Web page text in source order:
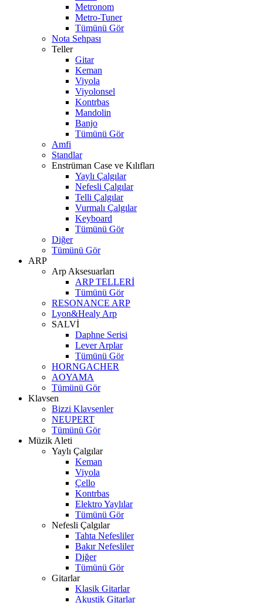
Metronom
Metro-Tuner
Tümünü Gör
Nota Sehpası
Teller
Gitar
Keman
Viyola
Viyolonsel
Kontrbas
Mandolin
Banjo
Tümünü Gör
Amfi
Standlar
Enstrüman Case ve Kılıfları
Yaylı Çalgılar
Nefesli Çalgılar
Telli Çalgılar
Vurmalı Çalgılar
Keyboard
Tümünü Gör
Diğer
Tümünü Gör
ARP
Arp Aksesuarları
ARP TELLERİ
Tümünü Gör
RESONANCE ARP
Lyon&Healy Arp
SALVİ
Daphne Serisi
Lever Arplar
Tümünü Gör
HORNGACHER
AOYAMA
Tümünü Gör
Klavsen
Bizzi Klavsenler
NEUPERT
Tümünü Gör
Müzik Aleti
Yaylı Çalgılar
Keman
Viyola
Çello
Kontrbas
Elektro Yaylılar
Tümünü Gör
Nefesli Çalgılar
Tahta Nefesliler
Bakır Nefesliler
Diğer
Tümünü Gör
Gitarlar
Klasik Gitarlar
Akustik Gitarlar